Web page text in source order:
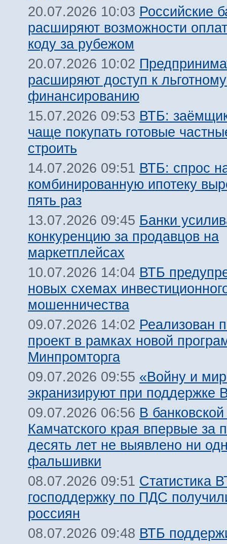
20.07.2026 10:03 Российские
расширяют возможности
коду за рубежом
20.07.2026 10:02
расширяют доступ к
финансированию
15.07.2026 09:53 ВТБ:
чаще покупать готовые
строить
14.07.2026 09:51 ВТБ: спрос
комбинированную ипотеку
пять раз
13.07.2026 09:45 Банки
конкуренцию за продавцов на
маркетплейсах
10.07.2026 14:04 ВТБ
новых схемах
мошенничества
09.07.2026 14:02 Реализован
проект в рамках новой
Минпромторга
09.07.2026 09:55 «Войну и
экранизируют при поддержке
09.07.2026 06:56 В
Камчатского края впервые за
десять лет не выявлено ни
фальшивки
08.07.2026 09:51 Статистика
господдержку по ПДС
россиян
08.07.2026 09:48 ВТБ